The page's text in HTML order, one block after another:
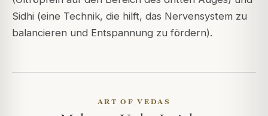
Sidhi (eine Technik, die hilft, das Nervensystem zu
balancieren und Entspannung zu fördern).
ART OF VEDAS